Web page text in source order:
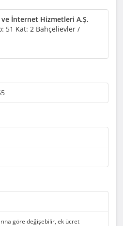
İnternet Hizmetleri A.Ş.
51 Kat: 2 Bahçelievler /
göre değişebilir, ek ücret